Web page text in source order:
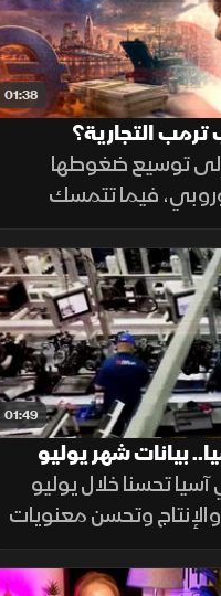
01:38
التجارية؟
إلى توسيع ضغوطها
فيما تتمسك
مع استمرار
والأدوية ومستقبل
01:49
بيانات شهر يوليو
تحسنا خلال يوليو
وتحسن معنويات
على خلاف الاتجاه
المصانع.